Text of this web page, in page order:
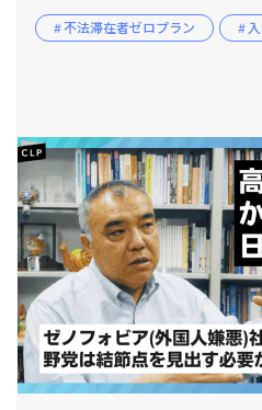
# 不法滞在者ゼロプラン #